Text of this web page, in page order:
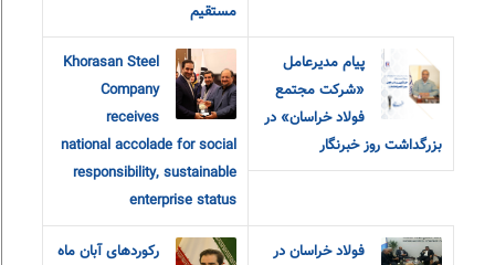
مستقیم
پیام مدیرعامل
«شرکت مجتمع
فولاد خراسان» در
بزرگداشت روز خبرنگار
Khorasan Steel
Company
receives
national accolade for social
responsibility, sustainable
enterprise status
فولاد خراسان در
رکوردهای آبان ماه